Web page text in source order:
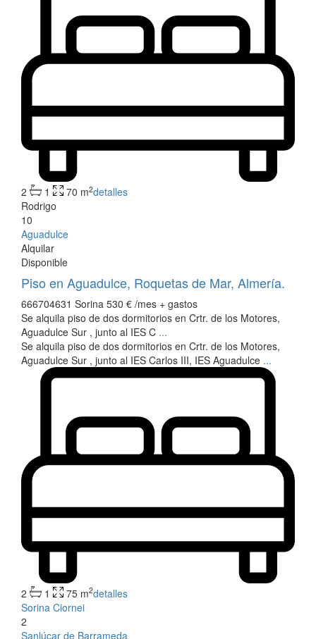
2 1 70 m2detalles
Rodrigo
10
Aguadulce
Alquilar
Disponible
Piso en Aguadulce, Roquetas de Mar, Almería.
666704631 Sorina 530 € /mes + gastos
Se alquila piso de dos dormitorios en Crtr. de los Motores,
Aguadulce Sur , junto al IES C ...
Se alquila piso de dos dormitorios en Crtr. de los Motores,
Aguadulce Sur , junto al IES Carlos III, IES Aguadulce ...
2 1 75 m2detalles
Sorina Ciornei
2
Sanlúcar de Barrameda